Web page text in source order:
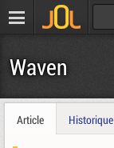
Waven
Article Historique